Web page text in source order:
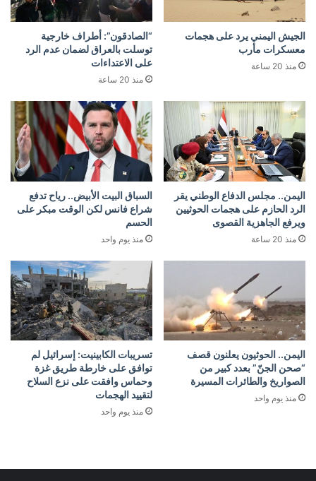
الجيش اليمني يرد على هجمات
معسكرات مأرب
منذ 20 ساعة
“الصادقون”: أطراف خارجية
توسلت بالعراق لضمان عدم الرد
على الاعتداءات
منذ 20 ساعة
اليمن.. مجلس الدفاع الوطني يقر
الرد الحازم على هجمات الحوثيين
ويرفع الجاهزية القصوى
منذ 20 ساعة
السباق البيت الأبيض.. رياح تدفع
شراع فانس لكن الوقت مبكر على
الحسم
منذ يوم واحد
اليمن.. الحوثيون يعلنون قصف
“صحن الجنّ” بعدد كبير من
الصواريخ والطائرات المسيرة
منذ يوم واحد
تسريبات الكابينيت: إسرائيل لم
توافق على خارطة طريق غزة
وحماس وافقت على نزع السلاح
لتقييد الهجمات
منذ يوم واحد